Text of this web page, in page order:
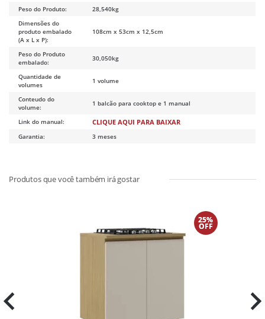
Peso do Produto:
28,540kg
Dimensões do
produto embalado
(A x L x P):
108cm x 53cm x 12,5cm
Peso do Produto
embalado:
30,050kg
Quantidade de
volumes
1 volume
Conteudo do
volume:
1 balcão para cooktop e 1 manual
Link do manual: CLIQUE AQUI PARA BAIXAR
Garantia: 3 meses
25%
OFF